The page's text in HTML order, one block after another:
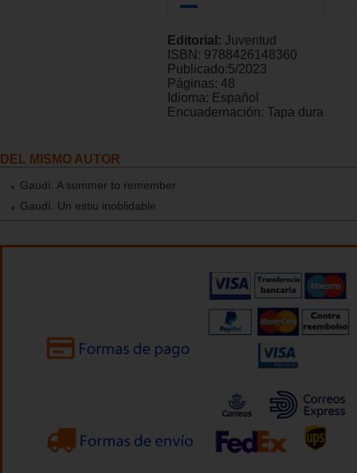
Editorial: Juventud
ISBN: 9788426148360
Publicado:5/2023
Páginas: 48
Idioma: Español
Encuadernación: Tapa dura
DEL MISMO AUTOR
Gaudí. A summer to remember
Gaudí. Un estiu inoblidable